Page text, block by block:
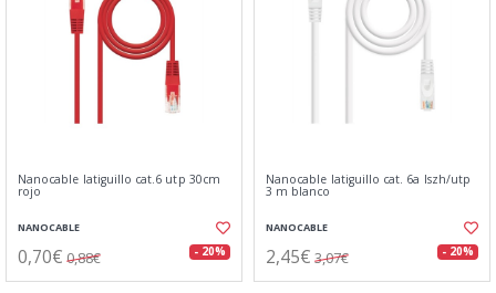
Nanocable latiguillo cat.6 utp 30cm
rojo
NANOCABLE
0,70€ 0,88€ - 20%
Nanocable latiguillo cat. 6a lszh/utp
3 m blanco
NANOCABLE
2,45€ 3,07€ - 20%